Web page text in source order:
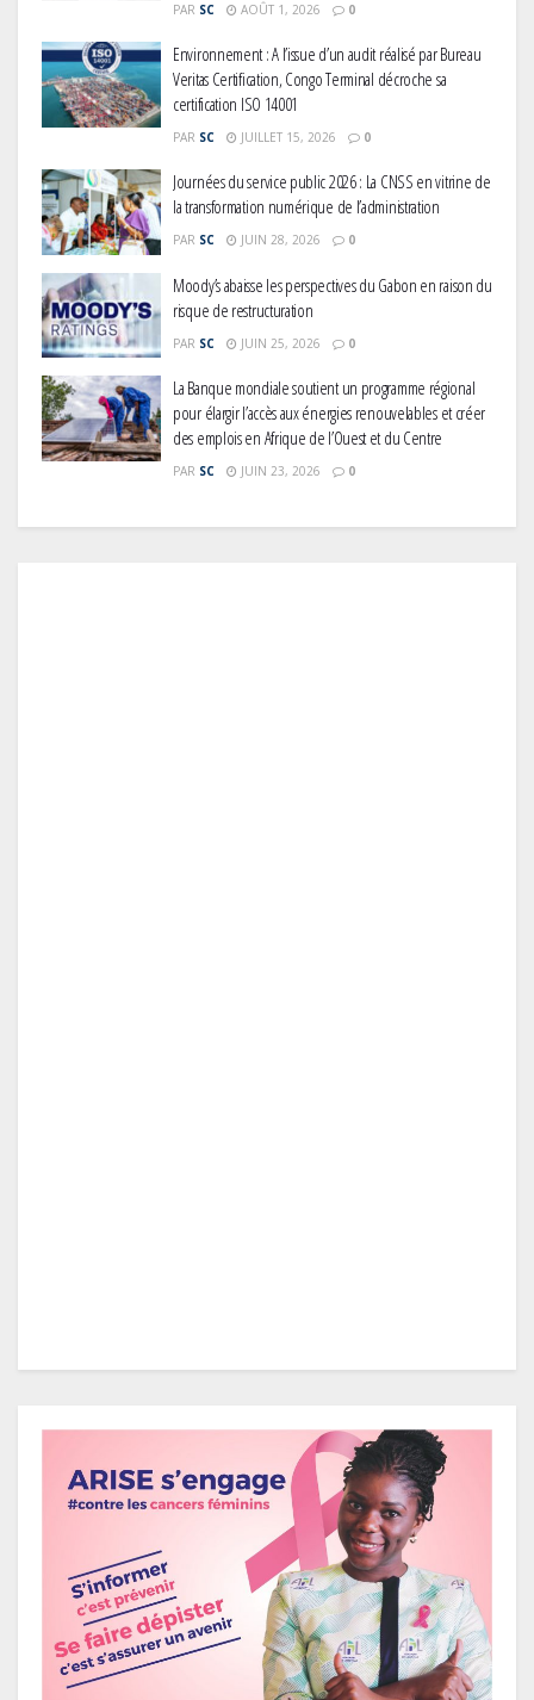
PAR SC AOÛT 1, 2026 0
Environnement : A l’issue d’un audit réalisé par Bureau
Veritas Certification, Congo Terminal décroche sa
certification ISO 14001
PAR SC JUILLET 15, 2026 0
Journées du service public 2026 : La CNSS en vitrine de
la transformation numérique de l’administration
PAR SC JUIN 28, 2026 0
Moody’s abaisse les perspectives du Gabon en raison du
risque de restructuration
PAR SC JUIN 25, 2026 0
La Banque mondiale soutient un programme régional
pour élargir l’accès aux énergies renouvelables et créer
des emplois en Afrique de l’Ouest et du Centre
PAR SC JUIN 23, 2026 0